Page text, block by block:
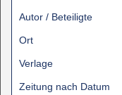
Autor / Beteiligte
Ort
Verlage
Zeitung nach Datum